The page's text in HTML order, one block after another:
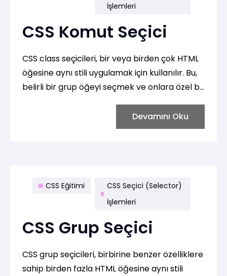
İşlemleri
CSS Komut Seçici
CSS class seçicileri, bir veya birden çok HTML
öğesine aynı stili uygulamak için kullanılır. Bu,
belirli bir grup öğeyi seçmek ve onlara özel bir
Devamını Oku
CSS Eğitimi
CSS Seçici (Selector)
İşlemleri
CSS Grup Seçici
CSS grup seçicileri, birbirine benzer özelliklere
sahip birden fazla HTML öğesine aynı stili